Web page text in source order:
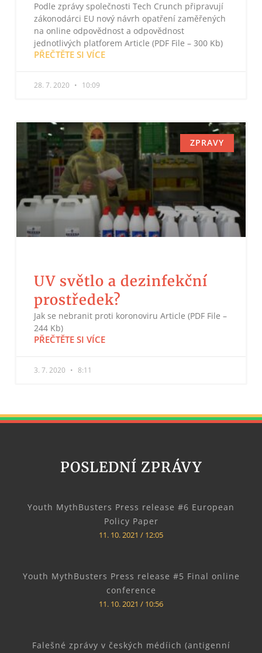
Podle zprávy společnosti Tech Crunch připravují
zákonodárci EU nový návrh opatření zaměřených
na online odpovědnost a odpovědnost
jednotlivých platforem Article (PDF File – 300 Kb)
PŘEČTĚTE SI VÍCE
28. 7. 2020 10:09
ZPRAVY
UV světlo a dezinfekční
prostředek?
Jak se nebranit proti koronoviru Article (PDF File –
244 Kb)
PŘEČTĚTE SI VÍCE
3. 7. 2020 8:11
POSLEDNÍ ZPRÁVY
Youth MythBusters Press release #6 European
Policy Paper
11. 10. 2021 12:05
Youth MythBusters Press release #5 Final online
conference
11. 10. 2021 10:56
Falešné zprávy v českých médíich (antigenní